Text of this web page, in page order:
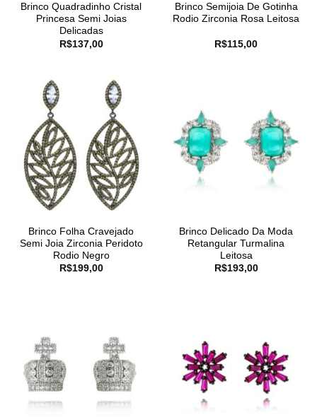
Brinco Quadradinho Cristal
Princesa Semi Joias
Delicadas
R$137,00
Brinco Semijoia De Gotinha
Rodio Zirconia Rosa Leitosa
R$115,00
Brinco Folha Cravejado
Semi Joia Zirconia Peridoto
Rodio Negro
R$199,00
Brinco Delicado Da Moda
Retangular Turmalina
Leitosa
R$193,00